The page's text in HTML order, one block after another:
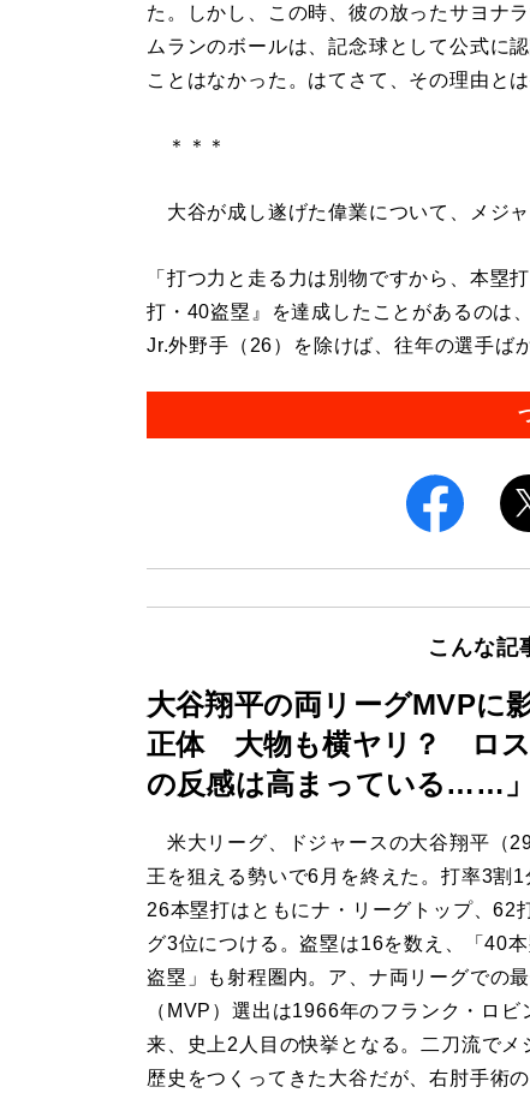
た。しかし、この時、彼の放ったサヨナ
ムランのボールは、記念球として公式に
ことはなかった。はてさて、その理由と
＊＊＊
大谷が成し遂げた偉業について、メジ
「打つ力と走る力は別物ですから、本塁
打・40盗塁』を達成したことがあるのは
Jr.外野手（26）を除けば、往年の選手ば
こんな記
大谷翔平の両リーグMVPに
正体 大物も横ヤリ？ ロス
の反感は高まっている……」
米大リーグ、ドジャースの大谷翔平（
王を狙える勢いで6月を終えた。打率3割1
26本塁打はともにナ・リーグトップ、62
グ3位につける。盗塁は16を数え、「40
盗塁」も射程圏内。ア、ナ両リーグでの
（MVP）選出は1966年のフランク・ロビ
来、史上2人目の快挙となる。二刀流でメ
歴史をつくってきた大谷だが、右肘手術